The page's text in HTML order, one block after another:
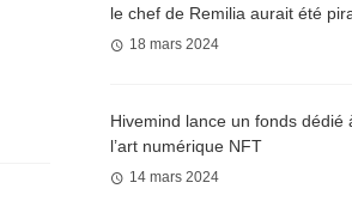
le chef de Remilia aurait été
18 mars 2024
Hivemind lance un fonds dédié
l’art numérique NFT
14 mars 2024